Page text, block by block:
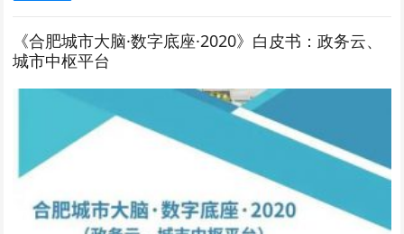
《合肥城市大脑·数字底座·2020》白皮书：政务云、
城市中枢平台